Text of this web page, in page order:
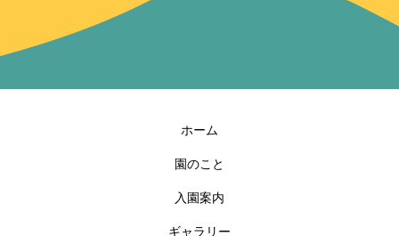
ホーム
園のこと
入園案内
ギャラリー